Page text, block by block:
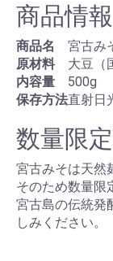
商品情報
商品名
宮古み
原材料
大豆（
内容量
500g
保存方法直射日
数量限
宮古みそは天然
そのため数量限
宮古島の伝統発
しみください。